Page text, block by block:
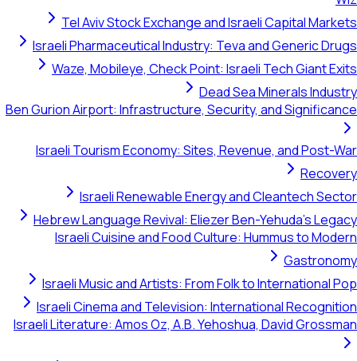
Tel Aviv Stock Exchange and Israeli Capital
Israeli Pharmaceutical Industry: Teva and Generic
Waze, Mobileye, Check Point: Israeli Tech
Dead Sea Minerals
Ben Gurion Airport: Infrastructure, Security, and
Israeli Tourism Economy: Sites, Revenue, and
Israeli Renewable Energy and Cleantech
Hebrew Language Revival: Eliezer Ben-Yehuda's
Israeli Cuisine and Food Culture: Hummus to
Israeli Music and Artists: From Folk to
Israeli Cinema and Television: International
Israeli Literature: Amos Oz, A.B. Yehoshua, David